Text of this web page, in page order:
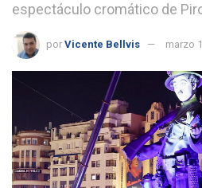
espectáculo cromático de
por Vicente Bellvis marzo